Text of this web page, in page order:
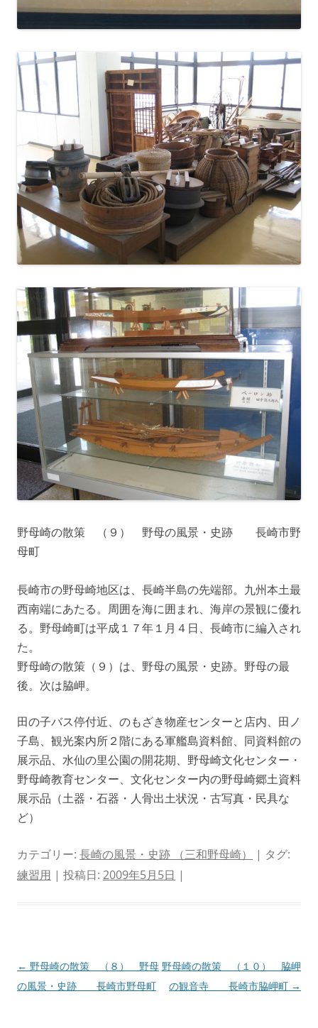
野母崎の散策 （９） 野母の風景・史跡 長崎市野
母町
長崎市の野母崎地区は、長崎半島の先端部。九州本土最
西南端にあたる。周囲を海に囲まれ、海岸の景観に優れ
る。野母崎町は平成１７年１月４日、長崎市に編入され
た。
野母崎の散策（９）は、野母の風景・史跡。野母の最
後。次は脇岬。
田の子バス停付近、のもざき物産センターと店内、田ノ
子島、観光案内所２階にある軍艦島資料館、同資料館の
展示品、水仙の里公園の開花期、野母崎文化センター・
野母崎教育センター、文化センター内の野母崎郷土資料
展示品（土器・石器・人骨出土状況・古写真・民具な
ど）
カテゴリー: 長崎の風景・史跡 （三和野母崎）
| タグ:
練習用 | 投稿日: 2009年5月5日 |
投
稿
← 野母崎の散策 （８） 野母
の風景・史跡 長崎市野母町
野母崎の散策 （１０） 脇岬
の観音寺 長崎市脇岬町 →